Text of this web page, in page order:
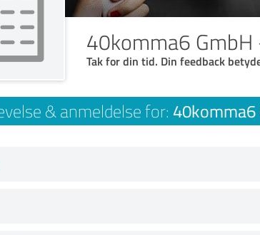
40komma6
Tak for din tid. Din feedback
& anmeldelse for: 40komma6